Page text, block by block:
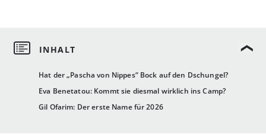
Hat der „Pascha von Nippes“ Bock auf den Dschungel?
Eva Benetatou: Kommt sie diesmal wirklich ins Camp?
Gil Ofarim: Der erste Name für 2026